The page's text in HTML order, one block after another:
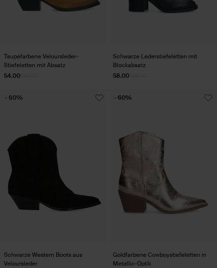
Taupefarbene Veloursleder-
Stiefeletten mit Absatz
54.00
Schwarze Lederstiefeletten mit
Blockabsatz
58.00
Schwarze Western Boots aus
Veloursleder
- 60%
Goldfarbene Cowboystiefeletten in
Metallic-Optik
- 60%